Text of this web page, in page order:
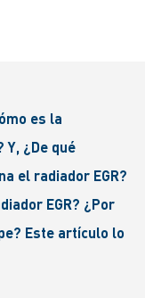
es la
¿De qué
el radiador EGR?
EGR? ¿Por
Este artículo lo